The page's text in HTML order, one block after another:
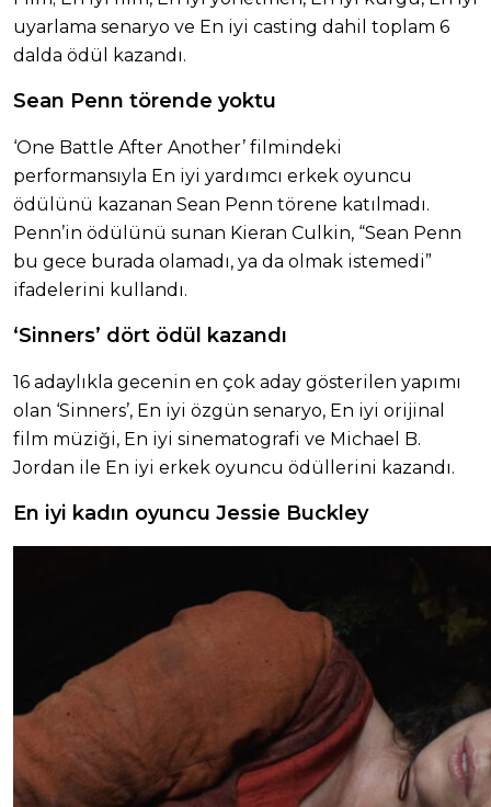
uyarlama senaryo ve En iyi casting dahil toplam 6
dalda ödül kazandı.
Sean Penn törende yoktu
‘One Battle After Another’ filmindeki
performansıyla En iyi yardımcı erkek oyuncu
ödülünü kazanan Sean Penn törene katılmadı.
Penn’in ödülünü sunan Kieran Culkin, “Sean Penn
bu gece burada olamadı, ya da olmak istemedi”
ifadelerini kullandı.
‘Sinners’ dört ödül kazandı
16 adaylıkla gecenin en çok aday gösterilen yapımı
olan ‘Sinners’, En iyi özgün senaryo, En iyi orijinal
film müziği, En iyi sinematografi ve Michael B.
Jordan ile En iyi erkek oyuncu ödüllerini kazandı.
En iyi kadın oyuncu Jessie Buckley